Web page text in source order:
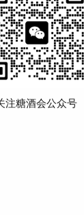
注糖酒会公众号